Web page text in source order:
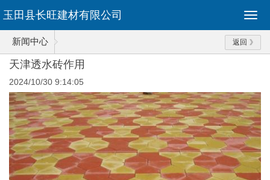
玉田县长旺建材有限公司
新闻中心 返回
天津透水砖作用
2024/10/30 9:14:05